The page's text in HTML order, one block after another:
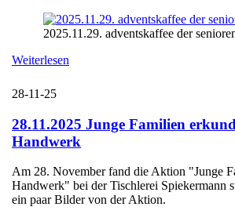
2025.11.29. adventskaffee der
Weiterlesen
28-11-25
28.11.2025 Junge Familien
Handwerk
Am 28. November fand die Aktion "Junge
Handwerk" bei der Tischlerei Spiekermann
ein paar Bilder von der Aktion.